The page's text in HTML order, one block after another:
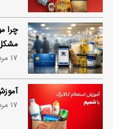
چرا
17 مرداد 1405
17 مرداد 1405